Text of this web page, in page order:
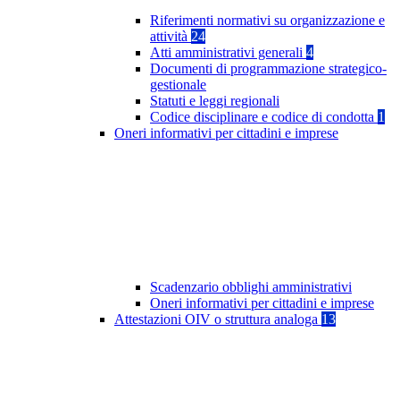
Riferimenti normativi su organizzazione e
attività 24
Atti amministrativi generali 4
Documenti di programmazione strategico-
gestionale
Statuti e leggi regionali
Codice disciplinare e codice di condotta 1
Oneri informativi per cittadini e imprese
Scadenzario obblighi amministrativi
Oneri informativi per cittadini e imprese
Attestazioni OIV o struttura analoga 13